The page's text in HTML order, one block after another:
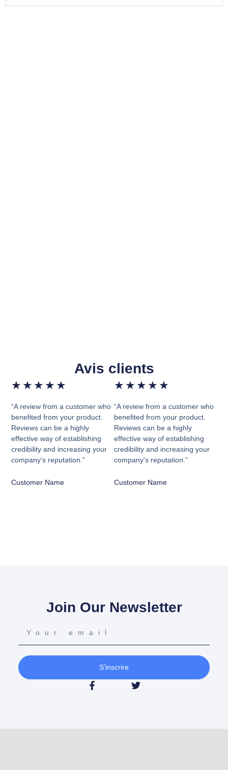
Avis clients
★ ★ ★ ★ ★
“A review from a customer who
benefited from your product.
Reviews can be a highly
effective way of establishing
credibility and increasing your
company's reputation.”
Customer Name
★ ★ ★ ★ ★
“A review from a customer who
benefited from your product.
Reviews can be a highly
effective way of establishing
credibility and increasing your
company's reputation.”
Customer Name
Join Our Newsletter
S'inscrire